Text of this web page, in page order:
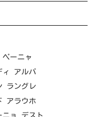
ーニャ
ィ アルバ
ラングレ
アラウホ
ョ デスト